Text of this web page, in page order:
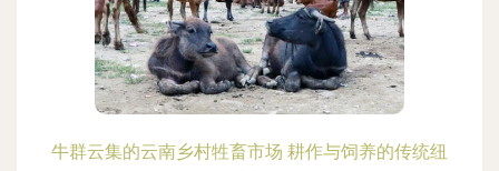
牛群云集的云南乡村牲畜市场 耕作与饲养的传统纽